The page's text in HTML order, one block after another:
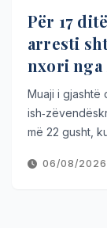
Për 17
arresti
nxori nga
brenda
Muaji i gjashtë
më 22 gusht,
06/08/2026